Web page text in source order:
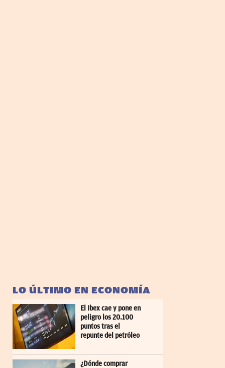
LO ÚLTIMO EN ECONOMÍA
El Ibex cae y pone en
peligro los 20.100
puntos tras el
repunte del petróleo
¿Dónde comprar